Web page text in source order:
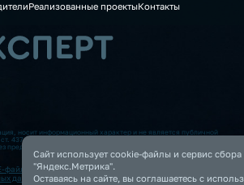
Реализованные проектыКонтакты
носит информационный характер и не является публичной
437 (2) ГК РФ. Опубликованная на данном сайте информация
предварительного уведомления.
файлов
данных
Сайт использует cookie-файлы и сервис
"Яндекс.Метрика".
Оставаясь на сайте, вы соглашаетесь с